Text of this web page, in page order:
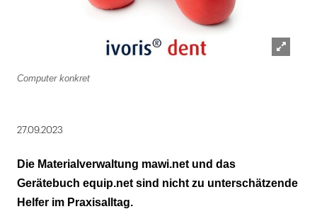
Computer konkret
27.09.2023
Die Materialverwaltung mawi.net und das
Gerätebuch equip.net sind nicht zu unterschätzende
Helfer im Praxisalltag.